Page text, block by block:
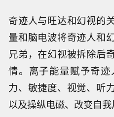
奇迹人与旺达和幻视的
量和脑电波将奇迹人和
兄弟，在幻视被拆除后
情。离子能量赋予奇
力、敏捷度、视觉、听
以及操纵电磁、改变自我